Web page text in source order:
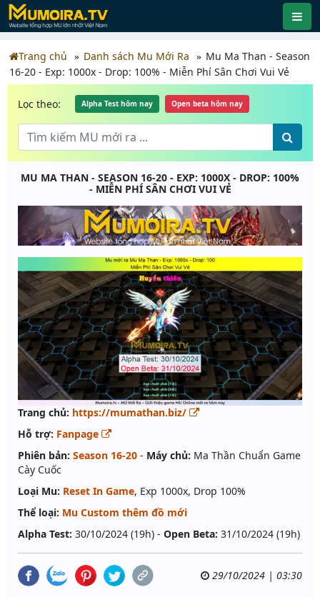
Trang chủ Danh sách Mu Mới Ra
Mu Ma Than - Season
16-20 - Exp: 1000x - Drop: 100% - Miễn Phí Sân Chơi Vui Vẻ
Lọc theo: Alpha Test hôm nay Open beta hôm nay
MU MA THAN - SEASON 16-20 - EXP: 1000X - DROP: 100%
- MIỄN PHÍ SÂN CHƠI VUI VẺ
Trang chủ: https://mumathan.biz/
Hỗ trợ: Fanpage
Phiên bản: Season 16-20 - Máy chủ: Ma Thần Chuẩn Game
Cày Cuốc
Loại Mu: Reset In Game, Exp 1000x, Drop 100%
Thể loại: Mu Custom thêm đồ mới
Alpha Test: 30/10/2024 (19h) - Open Beta: 31/10/2024 (19h)
29/10/2024 | 03:30